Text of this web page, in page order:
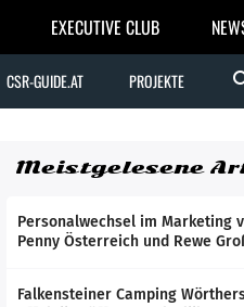
EXECUTIVE CLUB
CSR-GUIDE.AT PROJEKTE
Meistgelesene
Personalwechsel im Marketing
Penny Österreich und Rewe
Falkensteiner Camping